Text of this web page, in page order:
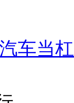
车当